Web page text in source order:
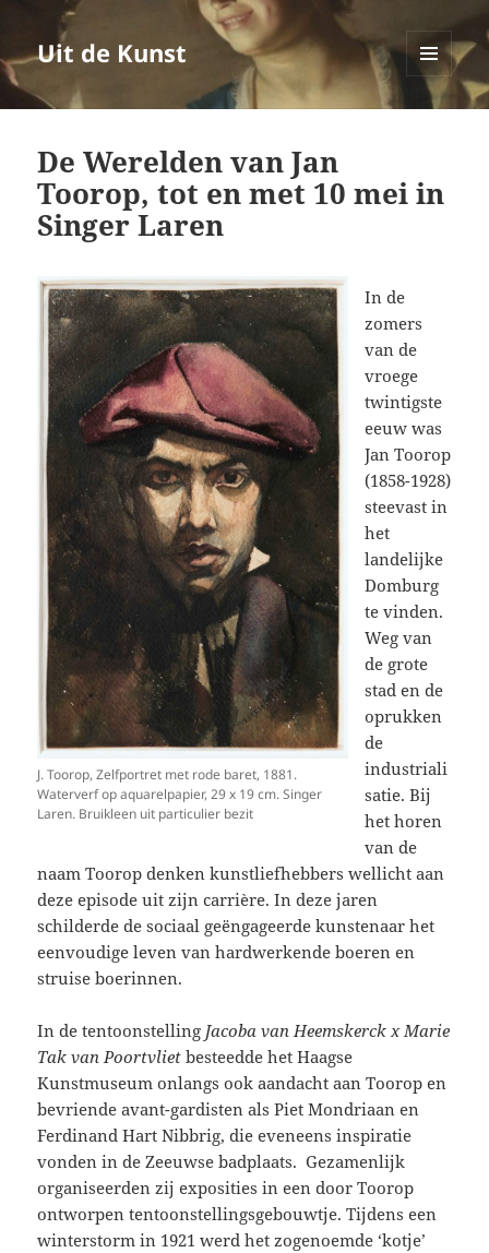
Uit de Kunst
MENU
EN
De Werelden van Jan
Toorop, tot en met 10 mei in
Singer Laren
J. Toorop, Zelfportret met rode baret, 1881.
Waterverf op aquarelpapier, 29 x 19 cm. Singer
Laren. Bruikleen uit particulier bezit
In de
zomers
van de
vroege
twintigste
eeuw was
Jan Toorop
(1858-1928)
steevast in
het
landelijke
Domburg
te vinden.
Weg van
de grote
stad en de
oprukken
de
industriali
satie. Bij
het horen
van de
naam Toorop denken kunstliefhebbers wellicht aan
deze episode uit zijn carrière. In deze jaren
schilderde de sociaal geëngageerde kunstenaar het
eenvoudige leven van hardwerkende boeren en
struise boerinnen.
In de tentoonstelling Jacoba van Heemskerck x Marie
Tak van Poortvliet besteedde het Haagse
Kunstmuseum onlangs ook aandacht aan Toorop en
bevriende avant-gardisten als Piet Mondriaan en
Ferdinand Hart Nibbrig, die eveneens inspiratie
vonden in de Zeeuwse badplaats. Gezamenlijk
organiseerden zij exposities in een door Toorop
ontworpen tentoonstellingsgebouwtje. Tijdens een
winterstorm in 1921 werd het zogenoemde ‘kotje’